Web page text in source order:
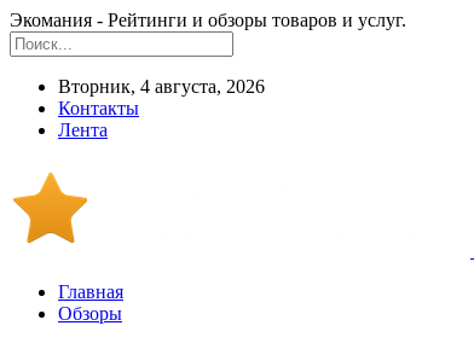
Экомания - Рейтинги и обзоры товаров и услуг.
Вторник, 4 августа, 2026
Контакты
Лента
Главная
Обзоры